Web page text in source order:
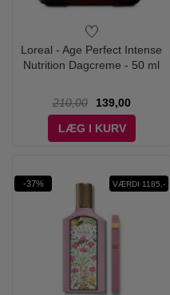
Loreal - Age Perfect Intense
Nutrition Dagcreme - 50 ml
210,00
139,00
LÆG I KURV
-37% VÆRDI 1185,-